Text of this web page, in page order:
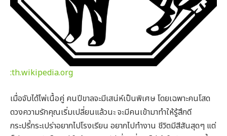
:th.wikipedia.org
เมื่อจับได้ไพ่เนื้อคู่ คนปีขาลจะมีเสน่ห์เป็นพิเศษ โดยเฉพาะคนโสด
ดวงความรักคุณเริ่มเปลี่ยนแล้วนะ จะมีคนเข้ามาทำให้รู้สึกดี
กระปรี้กระเปร่าอยากไปโรงเรียน อยากไปทำงาน ชีวิตมีสีสันสุดๆ แต่